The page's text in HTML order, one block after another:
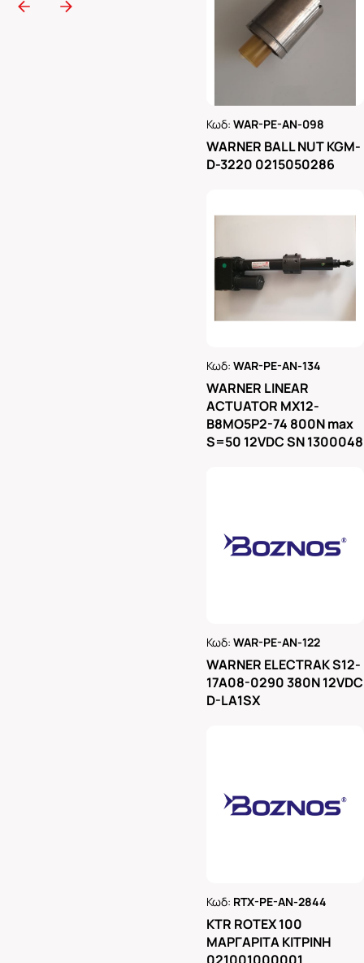
Κωδ:WAR-PE-AN-098
WARNER BALL NUT KGM-
D-3220 0215050286
Κωδ:WAR-PE-AN-134
WARNER LINEAR
ACTUATOR MX12-
B8MO5P2-74 800N max
S=50 12VDC SN 1300048
Κωδ:WAR-PE-AN-122
WARNER ELECTRAK S12-
17A08-0290 380N 12VDC
D-LA1SX
Κωδ: RTX-PE-AN-2844
KTR ROTEX 100
ΜΑΡΓΑΡΙΤΑ ΚΙΤΡΙΝΗ
021001000001